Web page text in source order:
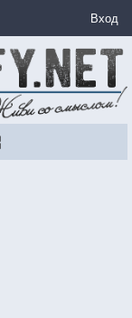
Вход